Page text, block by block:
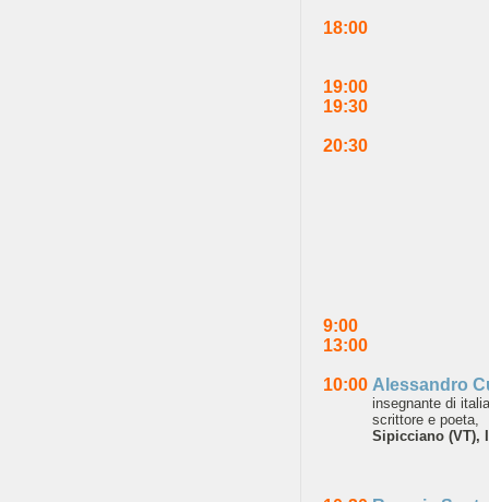
18:00
19:00
19:30
20:30
9:00
13:00
10:00 Alessandro
insegnante di
scrittore e poeta,
Sipicciano (VT),